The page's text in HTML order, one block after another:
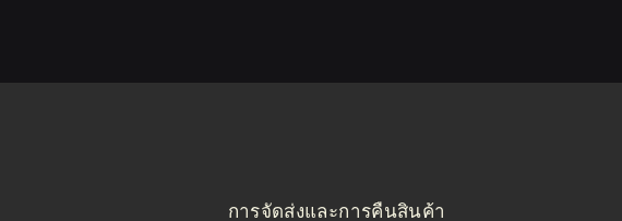
การจัดส่งและการคืนสินค้า